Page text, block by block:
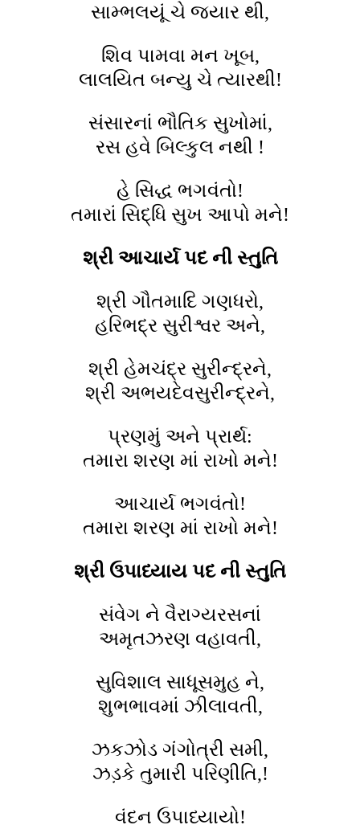
સામ્ભલયૂં ચે જ્યાર થી,
શિવ પામવા મન ખૂબ,
લાલયિત બન્યુ ચે ત્યારથી!
સંસારનાં ભૌતિક સુખોમાં,
રસ હવે બિલ્કુલ નથી !
હે સિદ્ધ ભગવંતો!
તમારાં સિદ્ધિ સુખ આપો મને!
શ્રી આચાર્ય પદ ની સ્તુતિ
શ્રી ગૌતમાદિ ગણધરો,
હરિભદ્ર સુરીશ્વર અને,
શ્રી હેમચંદ્ર સુરીન્દ્રને,
શ્રી અભયદેવસુરીન્દ્રને,
પ્રણમું અને પ્રાર્થ:
તમારા શરણ માં રાખો મને!
આચાર્ય ભગવંતો!
તમારા શરણ માં રાખો મને!
શ્રી ઉપાધ્યાય પદ ની સ્તુતિ
સંવેગ ને વૈરાગ્યરસનાં
અમૃતઝરણ વહાવતી,
સુવિશાલ સાધૂસમુહ ને,
શુભભાવમાં ઝીલાવતી,
ઝકઝોડ ગંગોત્રી સમી,
ઝડ઼કે તુમારી પરિણીતિ,!
વંદન ઉપાધ્યાયો!